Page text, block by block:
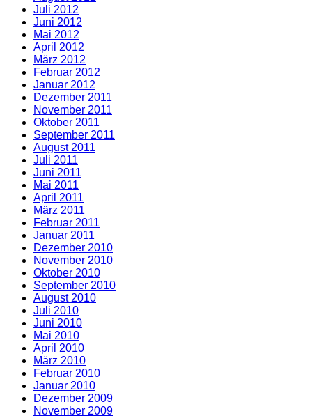
Juli 2012
Juni 2012
Mai 2012
April 2012
März 2012
Februar 2012
Januar 2012
Dezember 2011
November 2011
Oktober 2011
September 2011
August 2011
Juli 2011
Juni 2011
Mai 2011
April 2011
März 2011
Februar 2011
Januar 2011
Dezember 2010
November 2010
Oktober 2010
September 2010
August 2010
Juli 2010
Juni 2010
Mai 2010
April 2010
März 2010
Februar 2010
Januar 2010
Dezember 2009
November 2009